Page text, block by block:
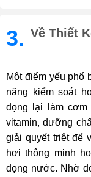
3. Về Thiết
Một điểm yếu phổ
năng kiểm soát
đọng lại làm
vitamin, dưỡng
giải quyết triệt để
hơi thông minh
đọng nước. Nhờ